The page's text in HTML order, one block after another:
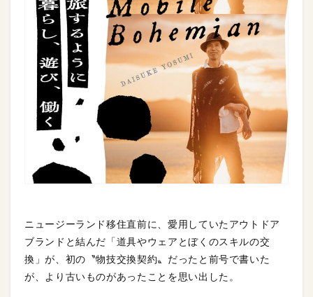
ニュージーランド移住直前に、愛用していたアウトドア
ブランドと結んだ「道具やウェアとぼくのスキルの交
換」が、初の〝物技交換契約〟だったと前号で書いた
が、より古いものがあったことを思い出した。